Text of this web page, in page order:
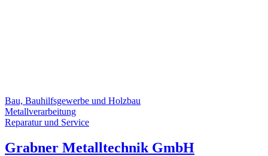
Bau, Bauhilfsgewerbe und Holzbau
Metallverarbeitung
Reparatur und Service
Grabner Metalltechnik GmbH